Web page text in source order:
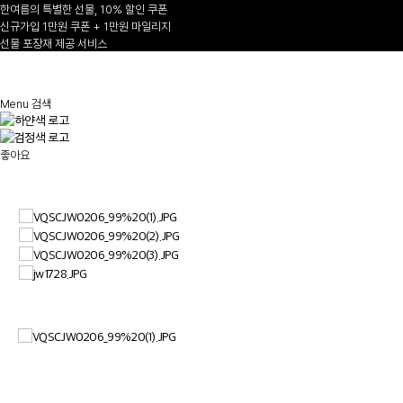
한여름의 특별한 선물, 10% 할인 쿠폰
신규가입 1만원 쿠폰 + 1만원 마일리지
선물 포장재 제공 서비스
Menu 검색
좋아요